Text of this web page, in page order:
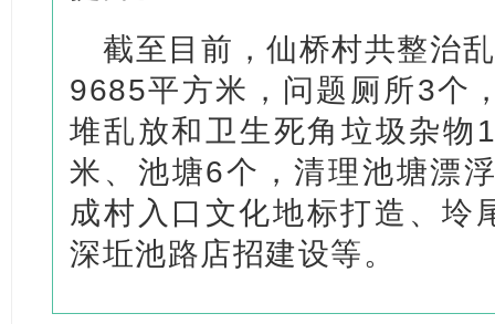
截至目前，仙桥村共整治
9685平方米，问题厕所3个
堆乱放和卫生死角垃圾杂
米、池塘6个，清理池塘漂
成村入口文化地标打造、坽
深坵池路店招建设等。